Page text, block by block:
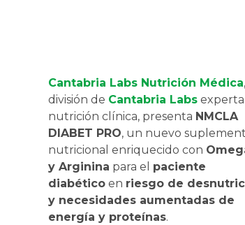
Cantabria Labs Nutrición Médica
división de Cantabria Labs
nutrición clínica, presenta NMCLA
DIABET PRO, un nuevo
nutricional enriquecido con
y Arginina para el paciente
diabético en riesgo de
y necesidades aumentadas de
energía y proteínas.